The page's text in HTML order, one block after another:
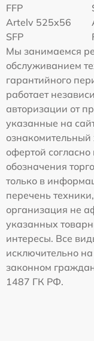
FFP
Artelv 525x56
SFP
Мы занимаемся
обслуживанием
гарантийного
работает
авторизации от
указанные на
ознакомительный
офертой
обозначения
только в
перечень
организация не
указанных
интересы. Все
исключительно
законном
1487 ГК РФ.